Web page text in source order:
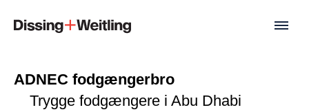
ADNEC fodgængerbro
Trygge fodgængere i Abu Dhabi